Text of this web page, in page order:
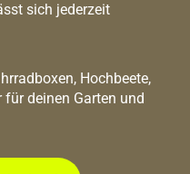
sich jederzeit
Hochbeete,
deinen Garten und